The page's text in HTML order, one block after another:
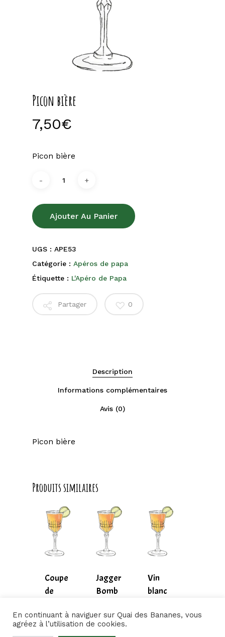
Picon bière
7,50€
Picon bière
Ajouter Au Panier
UGS : APE53
Catégorie : Apéros de papa
Étiquette : L'Apéro de Papa
Partager 0
Description
Informations complémentaires
Avis (0)
Picon bière
Produits similaires
Coupe
de
6,50€
6,50
Jagger
Bomb
7,00
Vin
blanc
5,00€
5,00
En continuant à naviguer sur Quai des Bananes, vous
agréez à l’utilisation de cookies.